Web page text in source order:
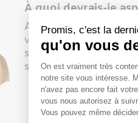
À quoi devrais-je
Alors, qu’est-ce qui
vous dire qu’on
santé animale. Aussi,
synonymes de TSA